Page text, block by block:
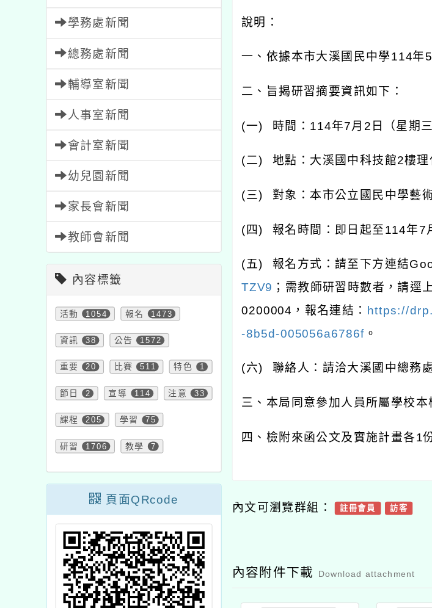
學務處新聞
總務處新聞
輔導室新聞
人事室新聞
會計室新聞
幼兒園新聞
家長會新聞
教師會新聞
內容標籤
活動 1054 報名 1473
資訊 38 公告 1572
重要 20 比賽 511 特色 1
節日 2 宣導 114 注意 33
課程 205 學習 75
研習 1706 教學 7
頁面QRcode
說明：
一、依據本市大溪國民中學114年5
二、旨揭研習摘要資訊如下：
(一) 時間： 114年7月 2 日（星期
(二) 地點：大溪國中科技館2樓理
(三) 對象：本市公立國民中學藝
( 四) 報名時間：即日起至114年7
(五) 報名方式：請至下方連結
TZV9 ；需教師研習時數者，請逕
0200004 ，報名連結： https://
-8b5d-005056a6786f 。
(六) 聯絡人：請洽大溪國中總務
三、本局同意參加人員所屬學校本
四、檢附來函公文及實施計畫各1
內文可瀏覽群組： 註冊會員 訪客
內容附件下載 Download attachment